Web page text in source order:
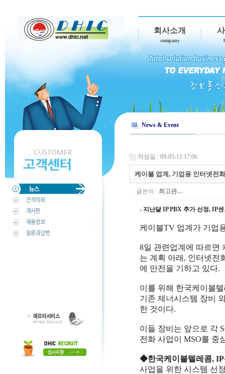
회사소개
company
News & Event
작성일 : 09-05-11 17:06
케이블 업계, 기업용 인터넷전
글쓴이 : 최고관…
- 지난달 IP PBX 추가 선정, IP
케이블TV 업계가 기업
8일 관련업계에 따르면
는 계획 아래, 인터넷전
에 만전을 기하고 있다.
이를 위해 한국케이블
기존 제너시스템 장비
한 것이다.
이들 장비는 앞으로 각
전화 사업이 MSO를 중
◆한국케이블텔레콤, IP
사업을 위한 시스템 선